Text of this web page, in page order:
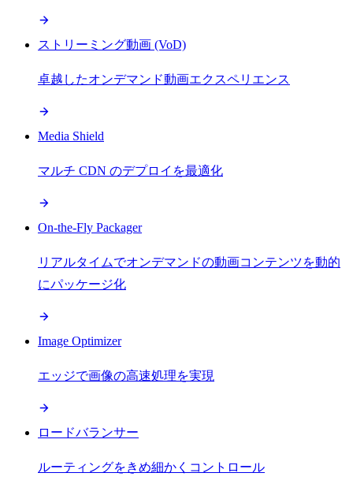
ストリーミング動画 (VoD)
卓越したオンデマンド動画エクスペリエンス
Media Shield
マルチ CDN のデプロイを最適化
On-the-Fly Packager
リアルタイムでオンデマンドの動画コンテンツを動的
にパッケージ化
Image Optimizer
エッジで画像の高速処理を実現
ロードバランサー
ルーティングをきめ細かくコントロール